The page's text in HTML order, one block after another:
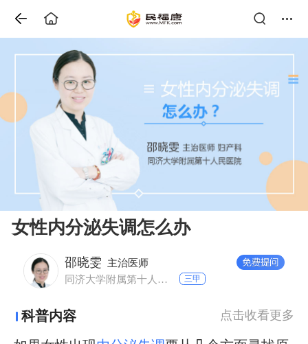
女性内分泌失调怎么办
邵晓雯 主治医师
同济大学附属第十人民医院 妇产科
三甲
科普内容 点击收看更多